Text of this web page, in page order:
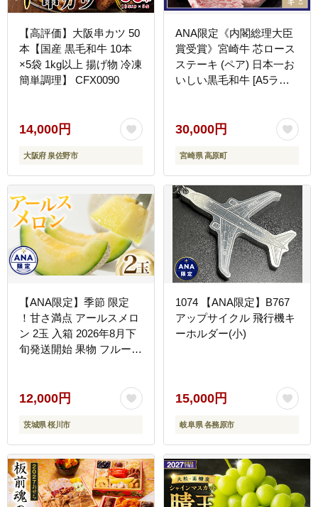
【高評価】大阪串カツ 50
本【国産 黒毛和牛 10本
×5袋 1kg以上 揚げ物 冷凍
簡単調理】 CFX0090
14,000円
大阪府 泉佐野市
ANA限定《内閣総理大臣
賞受賞》宮崎牛 芯ロース
ステーキ (ペア) 日本一お
いしい黒毛和牛 [A5ラン
キ ロース 贈答 贈り物 プ
レゼント] TF0555-P00020
30,000円
宮崎県 高原町
【ANA限定】季節 限定
！甘さ満点 アールスメロ
ン 2玉 入箱 2026年8月下
旬発送開始 果物 フルーツ
ン くだもの 茨城
12,000円
茨城県 桜川市
1074 【ANA限定】B767
アップサイクル 飛行機キ
ーホルダー(小)
15,000円
岐阜県 各務原市